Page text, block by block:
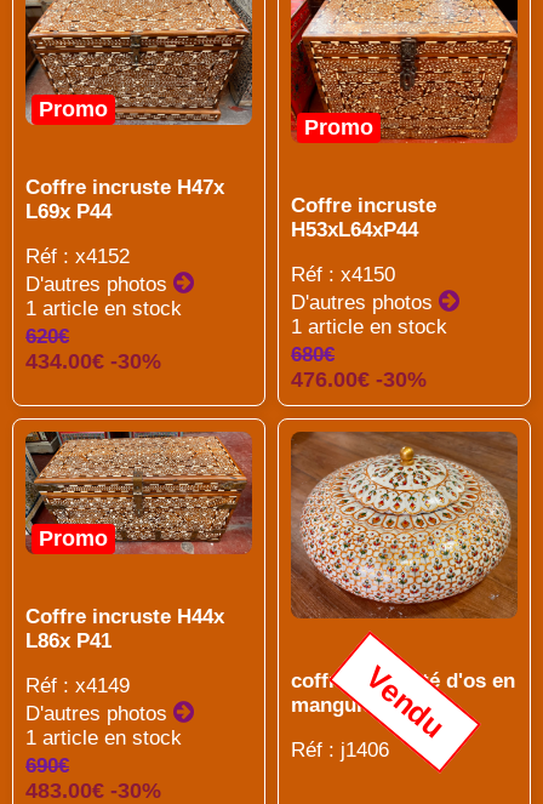
Promo
Coffre incruste H47x
L69x P44
Réf : x4152
D'autres photos
1 article en stock
620€
434.00€ -30%
Promo
Coffre incruste
H53xL64xP44
Réf : x4150
D'autres photos
1 article en stock
680€
476.00€ -30%
Promo
Coffre incruste H44x
L86x P41
Réf : x4149
D'autres photos
1 article en stock
690€
483.00€ -30%
coffret incrusté d'os en
manguier
Réf : j1406
Vendu